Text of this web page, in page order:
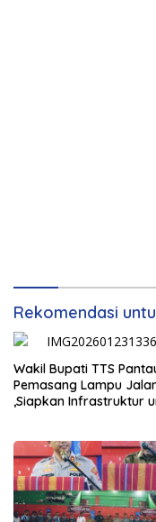
Rekomendasi
Wakil Bupati TTS
Pemasang Lampu
,Siapkan Infrastruktur